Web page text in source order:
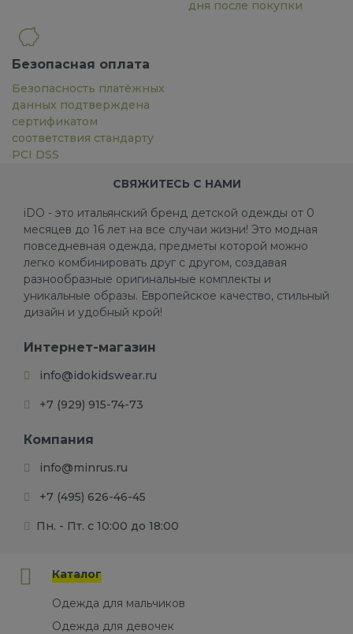
дня после покупки
Безопасная оплата
Безопасность платёжных
данных подтверждена
сертификатом
соответствия стандарту
PCI DSS
СВЯЖИТЕСЬ С НАМИ
iDO - это итальянский бренд детской одежды от 0
месяцев до 16 лет на все случаи жизни! Это модная
повседневная одежда, предметы которой можно
легко комбинировать друг с другом, создавая
разнообразные оригинальные комплекты и
уникальные образы. Европейское качество, стильный
дизайн и удобный крой!
Интернет-магазин
info@idokidswear.ru
+7 (929) 915-74-73
Компания
info@minrus.ru
+7 (495) 626-46-45
Пн. - Пт. с 10:00 до 18:00
Каталог
Одежда для мальчиков
Одежда для девочек